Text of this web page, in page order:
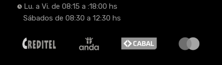
Lu. a Vi. de 08:15 a :18:00 hs
Sábados de 08:30 a 12:30 hs